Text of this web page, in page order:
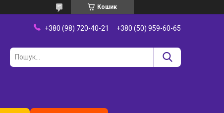
Кошик
+380 (98) 720-40-21 +380 (50) 959-60-65